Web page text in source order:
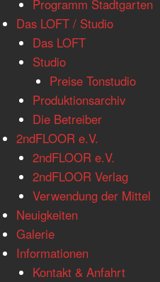
Programm Stadtgarten
Das LOFT / Studio
Das LOFT
Studio
Preise Tonstudio
Produktionsarchiv
Die Betreiber
2ndFLOOR e.V.
2ndFLOOR e.V.
2ndFLOOR Verlag
Verwendung der Mittel
Neuigkeiten
Galerie
Informationen
Kontakt & Anfahrt